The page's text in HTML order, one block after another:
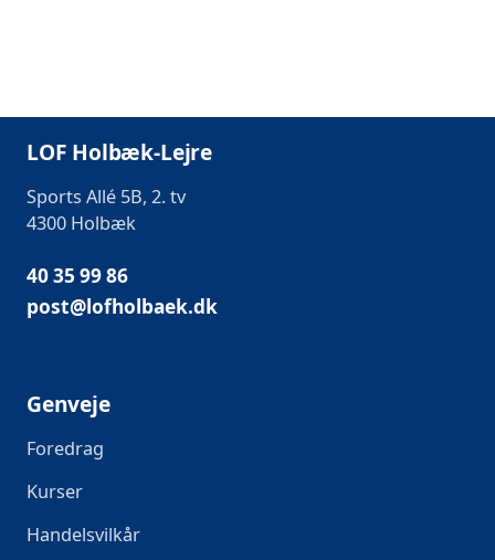
LOF Holbæk-Lejre
Sports Allé 5B, 2. tv
4300 Holbæk
40 35 99 86
post@lofholbaek.dk
Genveje
Foredrag
Kurser
Handelsvilkår